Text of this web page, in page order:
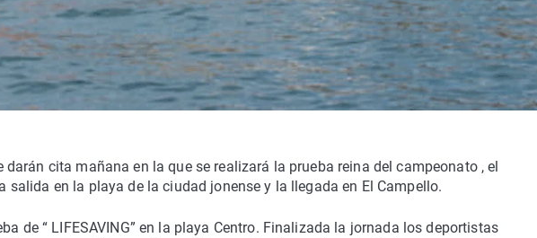
cita mañana en la que se realizará la prueba reina del campeonato , el
salida en la playa de la ciudad jonense y la llegada en El Campello.
de “ LIFESAVING” en la playa Centro. Finalizada la jornada los deportistas